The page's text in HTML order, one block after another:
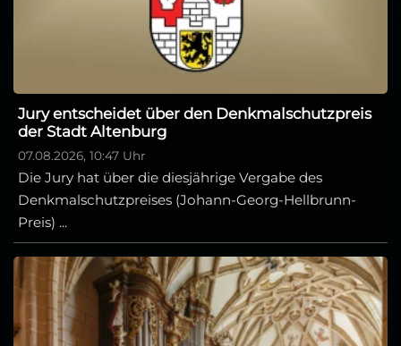
Jury entscheidet über den Denkmalschutzpreis
der Stadt Altenburg
07.08.2026, 10:47 Uhr
Die Jury hat über die diesjährige Vergabe des
Denkmalschutzpreises (Johann-Georg-Hellbrunn-
Preis) ...